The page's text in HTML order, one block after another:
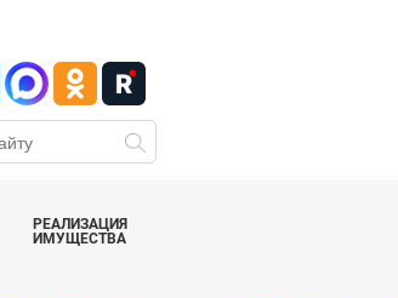
РЕАЛИЗАЦИЯ
ИМУЩЕСТВА